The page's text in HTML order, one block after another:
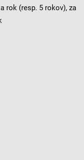
rok (resp. 5 rokov), za